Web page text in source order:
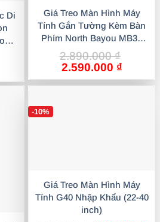
Di
₫.
Giá Treo Màn Hình Máy
Tính Gắn Tường Kèm Bàn
Phím North Bayou MB32
(19-27 Inch) Nhập Khẩu
2.890.000₫
Giá
gốc
là:
2.590.000 ₫Giá
hiện
tại
-10%
Giá Treo Màn Hình Máy
Tính G40 Nhập Khẩu (22-40
inch)